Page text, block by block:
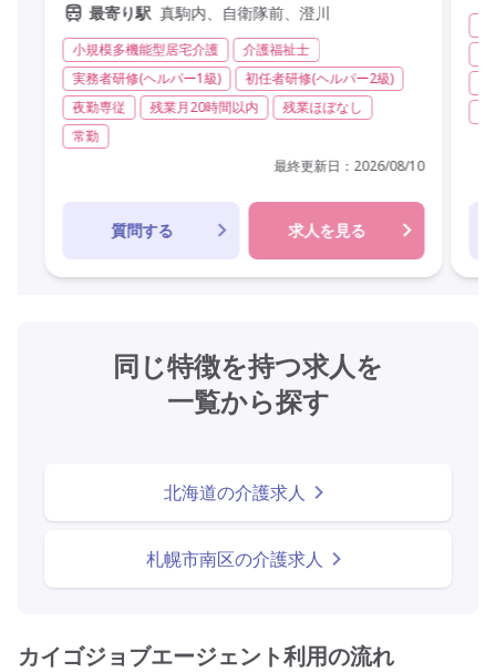
最寄り駅 真駒内、自衛隊前、澄川
小規模多機能型居宅介護
介護福祉士
実務者研修(ヘルパー1級)
初任者研修(ヘルパー2級)
夜勤専従
残業月20時間以内
残業ほぼなし
常勤
最終更新日： 2026/08/10
質問する 求人を見る
同じ特徴を持つ求人を
一覧から探す
北海道の介護求人
札幌市南区の介護求人
カイゴジョブエージェント利用の流れ